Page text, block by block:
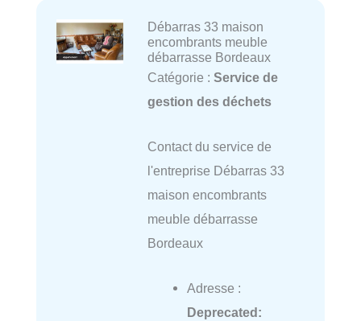
Débarras 33 maison
encombrants meuble
débarrasse Bordeaux
Catégorie : Service de
gestion des déchets
Contact du service de
l'entreprise Débarras 33
maison encombrants
meuble débarrasse
Bordeaux
Adresse :
Deprecated :